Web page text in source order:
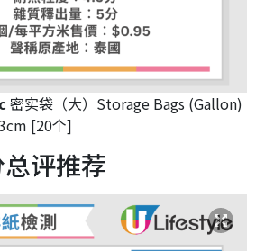
密实袋（大）Storage Bags (Gallon)
[20个]
评推荐